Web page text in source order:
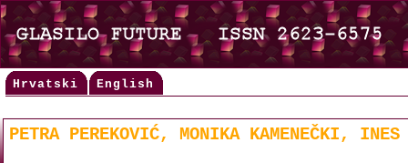
Hrvatski English
PETRA PEREKOVIĆ, MONIKA KAMENEČKI,